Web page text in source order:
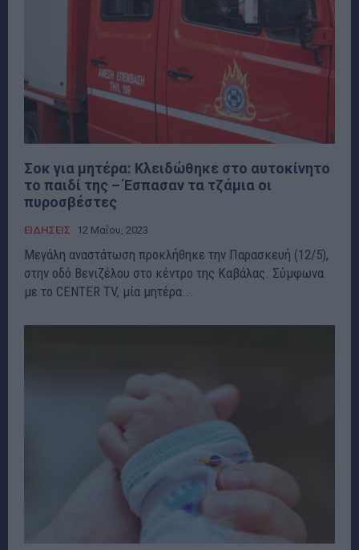
Σοκ για μητέρα: Κλειδώθηκε στο αυτοκίνητο
το παιδί της – Έσπασαν τα τζάμια οι
πυροσβέστες
ΕΙΔΗΣΕΙΣ 12 Μαΐου, 2023
Μεγάλη αναστάτωση προκλήθηκε την Παρασκευή (12/5),
στην οδό Βενιζέλου στο κέντρο της Καβάλας. Σύμφωνα
με το CENTER TV, μία μητέρα...